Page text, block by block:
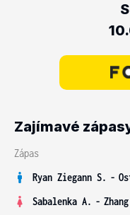
Zajímavé
Zápas
Ryan Ziegann S. -
Sabalenka A. -